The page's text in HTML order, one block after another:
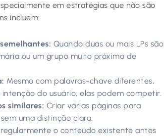
em estratégias que não são
incluem:
Quando duas ou mais LPs são
ou um grupo muito próximo de
Mesmo com palavras-chave diferentes,
do usuário, elas podem competir.
similares: Criar várias páginas para
uma distinção clara.
regularmente o conteúdo existente antes